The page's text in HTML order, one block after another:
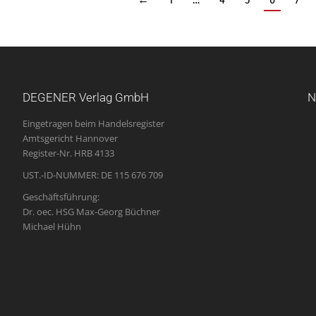
DEGENER Verlag GmbH
Eingetragen beim Handelsregister
Amtsgericht Hannover
Register-Nr. HRB 4133
UST.-ID-NUMMER: DE 115 676 709
Geschäftsführung:
Dr. oec. HSG Max-Georg Büchner
Michael Hühn